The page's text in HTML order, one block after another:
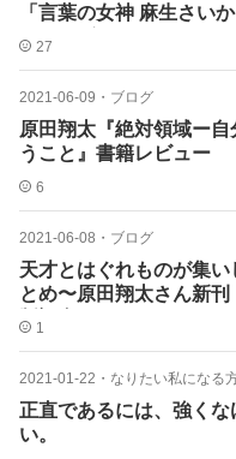
「言葉の女神 麻生さい
インタビュー」
27
2021-06-09 ・ ブログ
原田翔太『絶対領域ー
うこと』書籍レビュー
6
2021-06-08 ・ ブログ
天才とはぐれものが集い
とめ〜原田翔太さん新
版記念6/6〜
1
2021-01-22 ・ なりたい私になる
正直であるには、強く
い。